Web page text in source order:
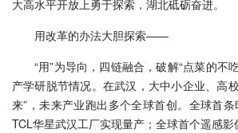
大高水平开放上勇于探索，湖北砥砺奋进。
用改革的办法大胆探索——
“用”为导向，四链融合，破解“点菜的不
产学研脱节情况。在武汉，大中小企业、高
来”，未来产业跑出多个全球首创。全球首
TCL华星武汉工厂实现量产；全球首个遥感